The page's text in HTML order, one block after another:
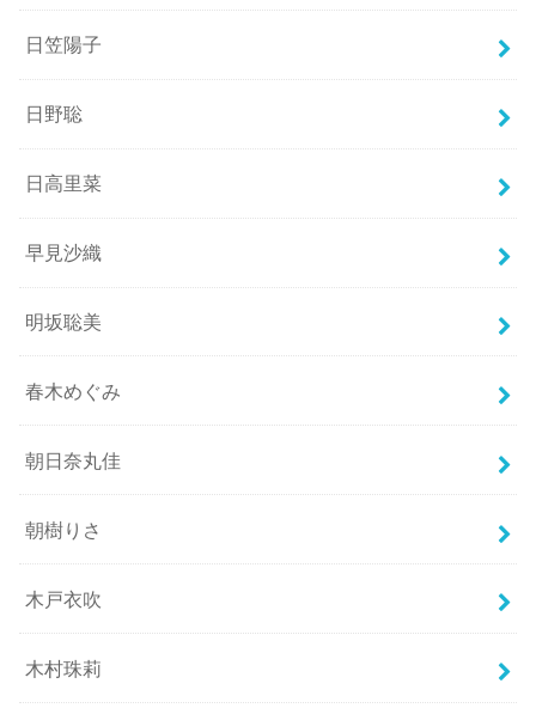
日笠陽子
日野聡
日高里菜
早見沙織
明坂聡美
春木めぐみ
朝日奈丸佳
朝樹りさ
木戸衣吹
木村珠莉